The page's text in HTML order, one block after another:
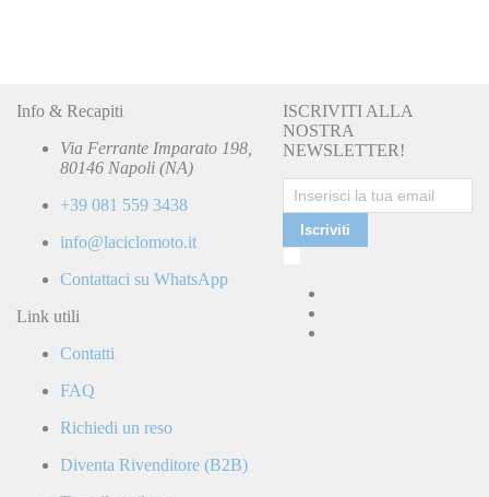
Info & Recapiti
Via Ferrante Imparato 198,
80146 Napoli (NA)
+39 081 559 3438
info@laciclomoto.it
Contattaci su WhatsApp
Link utili
Contatti
FAQ
Richiedi un reso
Diventa Rivenditore (B2B)
ISCRIVITI ALLA
NOSTRA
NEWSLETTER!
Iscriviti
e
accetto
la